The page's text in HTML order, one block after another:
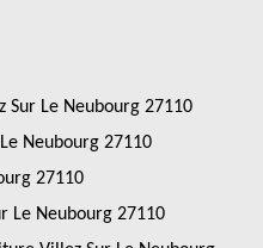
Le Neubourg 27110
Neubourg 27110
27110
Le Neubourg 27110